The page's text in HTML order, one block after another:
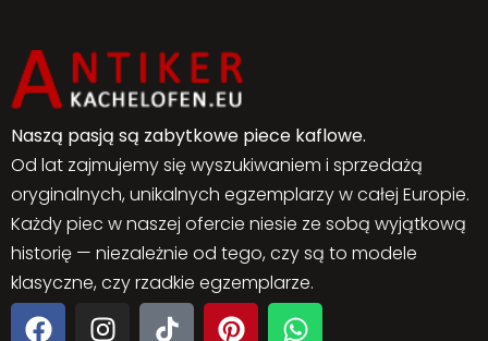
Naszą pasją są zabytkowe piece kaflowe.
Od lat zajmujemy się wyszukiwaniem i sprzedażą
oryginalnych, unikalnych egzemplarzy w całej Europie.
Każdy piec w naszej ofercie niesie ze sobą wyjątkową
historię — niezależnie od tego, czy są to modele
klasyczne, czy rzadkie egzemplarze.